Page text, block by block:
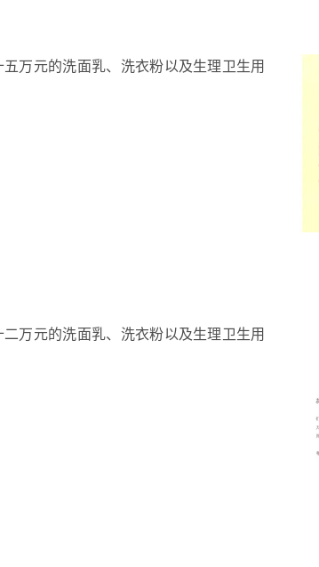
万元的洗面乳、洗衣粉以及生理卫生用
万元的洗面乳、洗衣粉以及生理卫生用